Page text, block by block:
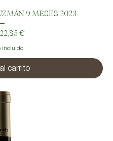
9 MESES 2023
22,85 €
oferta
incluido
carrito